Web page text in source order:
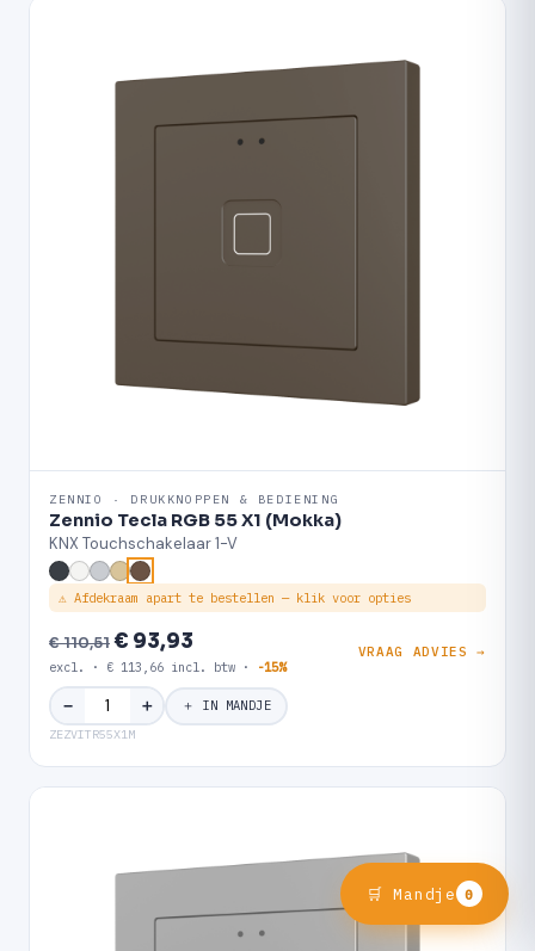
ZENNIO · DRUKKNOPPEN & BEDIENING
Zennio Tecla RGB 55 X1 (Mokka)
KNX Touchschakelaar 1-V
⚠ Afdekraam apart te bestellen — klik voor opties
€ 110,51€ 93,93
excl. · € 113,66 incl. btw · -15%
VRAAG ADVIES →
− ＋ ＋ IN MANDJE
ZEZVITR55X1M
🛒 Mandje 0